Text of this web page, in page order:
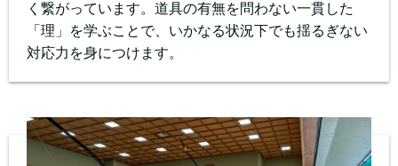
く繋がっています。道具の有無を問わない一貫した
「理」を学ぶことで、いかなる状況下でも揺るぎない
対応力を身につけます。